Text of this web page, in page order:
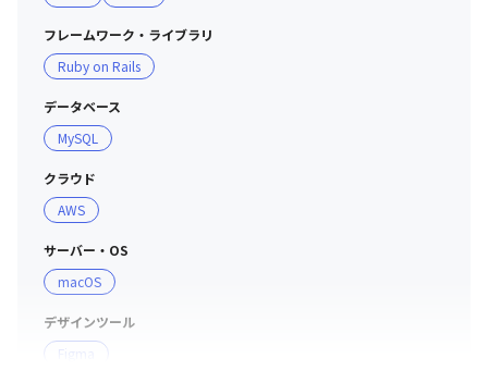
フレームワーク・ライブラリ
Ruby on Rails
データベース
MySQL
クラウド
AWS
サーバー・OS
macOS
デザインツール
Figma